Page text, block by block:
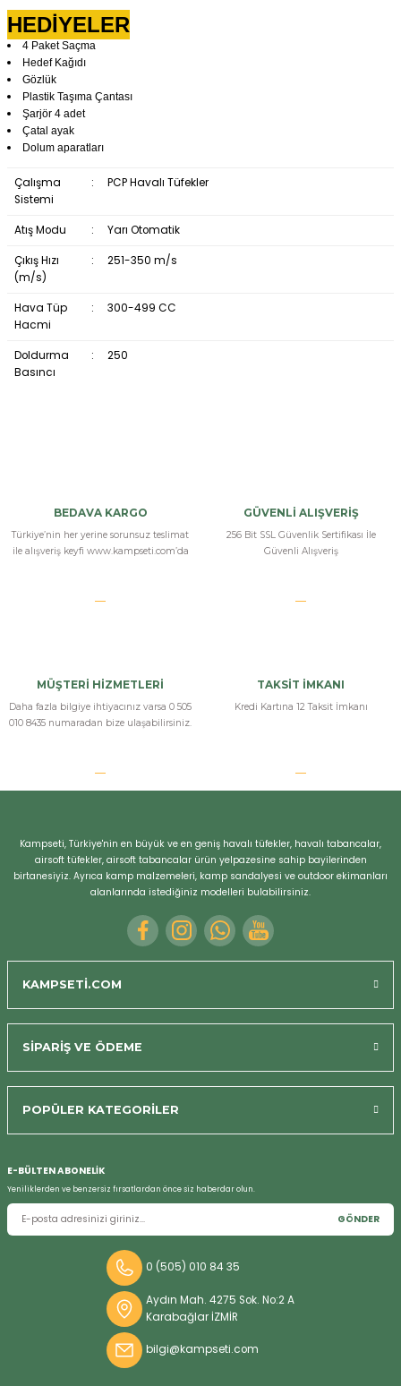
HEDİYELER
4 Paket Saçma
Hedef Kağıdı
Gözlük
Plastik Taşıma Çantası
Şarjör 4 adet
Çatal ayak
Dolum aparatları
Çalışma
Sistemi
: PCP Havalı Tüfekler
Atış Modu : Yarı Otomatik
Çıkış Hızı
(m/s)
: 251-350 m/s
Hava Tüp
Hacmi
: 300-499 CC
Doldurma
Basıncı
: 250
diğer ağaç gövdeleri bırakın bunun gövdesi çok güzelmiş bende diğer
modeller markalarda var bunda farklı birşey kullanmışlar aşırı kaliteli
olmuş
b... b... | 24/03/2025
BEDAVA KARGO
Türkiye’nin her yerine sorunsuz teslimat
ile alışveriş keyfi www.kampseti.com’da
GÜVENLİ ALIŞVERİŞ
256 Bit SSL Güvenlik Sertifikası İle
Güvenli Alışveriş
MÜŞTERİ HİZMETLERİ
Daha fazla bilgiye ihtiyacınız varsa 0 505
010 8435 numaradan bize ulaşabilirsiniz.
TAKSİT İMKANI
Kredi Kartına 12 Taksit İmkanı
Kampseti, Türkiye'nin en büyük ve en geniş havalı tüfekler, havalı tabancalar,
airsoft tüfekler, airsoft tabancalar ürün yelpazesine sahip bayilerinden
birtanesiyiz. Ayrıca kamp malzemeleri, kamp sandalyesi ve outdoor ekimanları
alanlarında istediğiniz modelleri bulabilirsiniz.
KAMPSETİ.COM
SİPARİŞ VE ÖDEME
POPÜLER KATEGORİLER
E-BÜLTEN ABONELİK
Yeniliklerden ve benzersiz fırsatlardan önce siz haberdar olun.
GÖNDER
0 (505) 010 84 35
Aydın Mah. 4275 Sok. No:2 A
Karabağlar İZMİR
bilgi@kampseti.com
Bizi Arayın